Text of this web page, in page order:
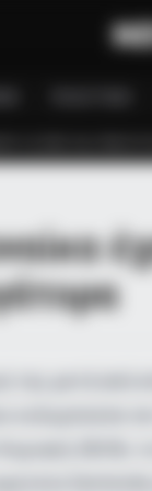
από τον πέμπτο
You